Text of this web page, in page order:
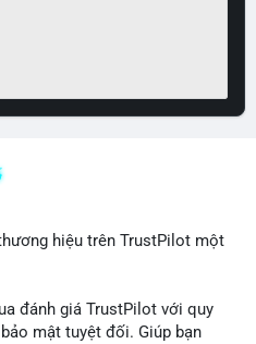
hiệu trên TrustPilot một
đánh giá TrustPilot với quy
mật tuyệt đối. Giúp bạn